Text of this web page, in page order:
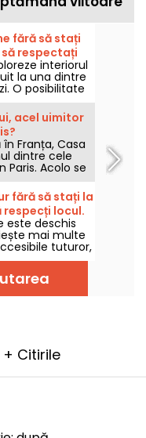
fără să stați
respectați
interiorul
la una dintre
O posibilitate
să vină mai
sau să
acesteia.
acel uimitor
Franța, Casa
dintre cele
Paris. Acolo se
auditoriu
de obicei
fără să stați la
respecți locul.
deschis
mai multe
tuturor,
deopotrivă,
un mijloc de
Iată ce este
bazilicii.
+ Citirile